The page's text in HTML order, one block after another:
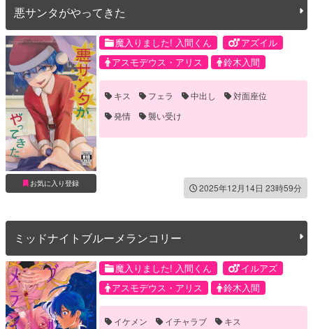
悪サンタがやってきた
お気に入り登録
魔入りました! 入間くん
アズイル
アスモデウス・アリス
鈴木入間
キス フェラ 中出し
対面座位
発情
襲い受け
2025年12月14日 23時59分
ミッドナイトブルーメランコリー
魔入りました! 入間くん
イルアズ
アスモデウス・アリス
鈴木入間
イケメン イチャラブ
キス